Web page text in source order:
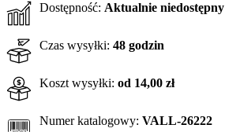
Dostępność: Aktualnie niedostępny
Czas wysyłki: 48 godzin
Koszt wysyłki: od 14,00 zł
Numer katalogowy: VALL-26222